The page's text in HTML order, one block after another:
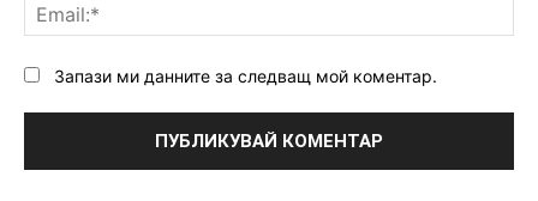
Запази ми данните за следващ мой коментар.